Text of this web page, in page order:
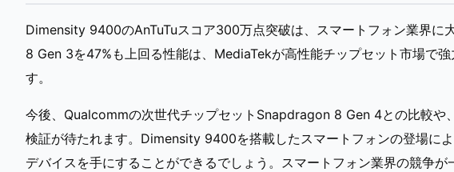
Dimensity 9400のAnTuTuスコア300万点突破は、スマートフォン業界に
8 Gen 3を47%も上回る性能は、MediaTekが高性能チップセット市場で
す。
今後、Qualcommの次世代チップセットSnapdragon 8 Gen 4との比較や
検証が待たれます。Dimensity 9400を搭載したスマートフォンの登場に
デバイスを手にすることができるでしょう。スマートフォン業界の競争